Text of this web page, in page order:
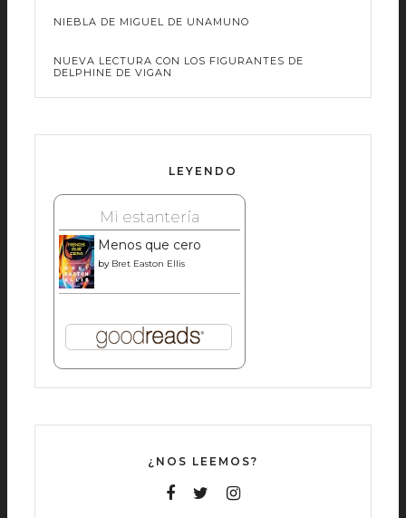
NIEBLA DE MIGUEL DE UNAMUNO
NUEVA LECTURA CON LOS FIGURANTES DE
DELPHINE DE VIGAN
LEYENDO
Mi estantería
Menos que cero
by Bret Easton Ellis
¿NOS LEEMOS?